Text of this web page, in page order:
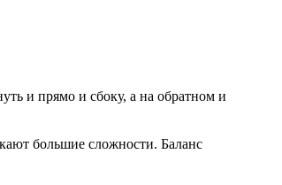
и прямо и сбоку, а на обратном и
большие сложности. Баланс